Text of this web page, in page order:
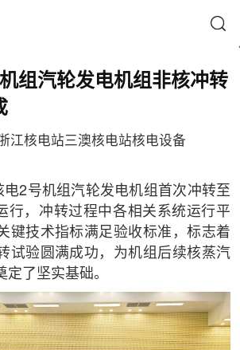
组汽轮发电机组非核冲转
江核电站三澳核电站核电设备
2号机组汽轮发电机组首次冲转至
行，冲转过程中各相关系统运行平
键技术指标满足验收标准，标志着
试验圆满成功，为机组后续核蒸汽
定了坚实基础。